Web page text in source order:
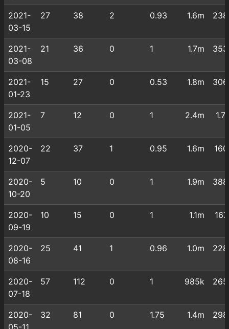
2021-
03-15
27 38 2 0.93 1.6m
2021-
03-08
21 36 0 1 1.7m
2021-
01-23
15 27 0 0.53 1.8m
2021-
01-05
7 12 0 1 2.4m
2020-
12-07
22 37 1 0.95 1.6m
2020-
10-20
5 10 0 1 1.9m
2020-
09-19
10 15 0 1 1.1m
2020-
08-16
25 41 1 0.96 1.0m
2020-
07-18
57 112 0 1 985k
2020-
05-11
32 81 0 1.75 1.4m